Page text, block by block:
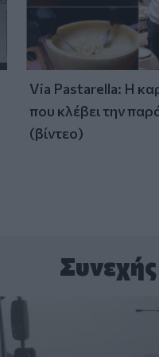
Via Pastarella: Η
που κλέβει την
(βίντεο)